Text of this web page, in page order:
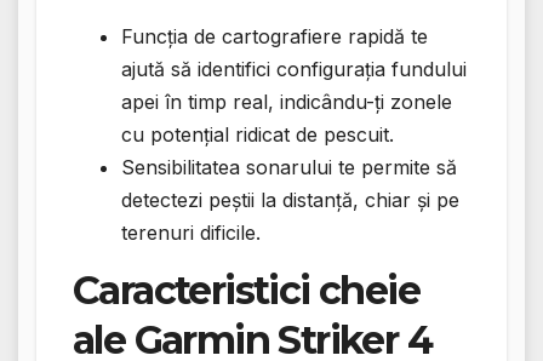
Funcția de cartografiere rapidă te
ajută să identifici configurația fundului
apei în timp real, indicându-ți zonele
cu potențial ridicat de pescuit.
Sensibilitatea sonarului te permite să
detectezi peștii la distanță, chiar și pe
terenuri dificile.
Caracteristici cheie
ale Garmin Striker 4